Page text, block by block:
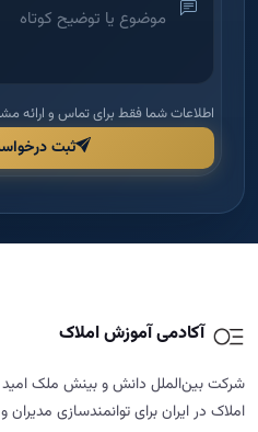
اطلاعات شما فقط برای تماس و ارائه
ثبت
آکادمی آموزش املاک
شرکت بین‌الملل دانش و بینش ملک
املاک در ایران برای توانمندسازی